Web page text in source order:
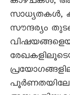
സാധ്യതകൾ,
സൗന്ദര്യം